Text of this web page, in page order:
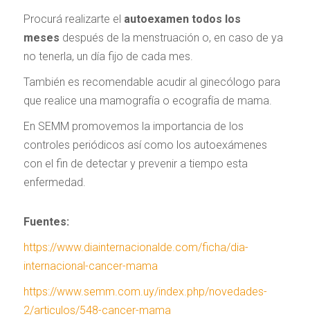
Procurá realizarte el autoexamen todos los
meses después de la menstruación o, en caso de ya
no tenerla, un día fijo de cada mes.
También es recomendable acudir al ginecólogo para
que realice una mamografía o ecografía de mama.
En SEMM promovemos la importancia de los
controles periódicos así como los autoexámenes
con el fin de detectar y prevenir a tiempo esta
enfermedad.
Fuentes:
https://www.diainternacionalde.com/ficha/dia-
internacional-cancer-mama
https://www.semm.com.uy/index.php/novedades-
2/articulos/548-cancer-mama